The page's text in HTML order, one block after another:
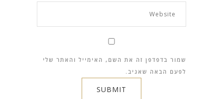
שמור בדפדפן זה את השם, האימייל והאתר שלי
לפעם הבאה שאגיב.